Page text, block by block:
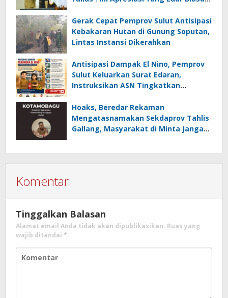
Gerak Cepat Pemprov Sulut Antisipasi
Kebakaran Hutan di Gunung Soputan,
Lintas Instansi Dikerahkan
Antisipasi Dampak El Nino, Pemprov
Sulut Keluarkan Surat Edaran,
Instruksikan ASN Tingkatkan
Hoaks, Beredar Rekaman
Mengatasnamakan Sekdaprov Tahlis
Gallang, Masyarakat di Minta Jangan
Komentar
Tinggalkan Balasan
Alamat email Anda tidak akan dipublikasikan. Ruas yang
wajib ditandai *